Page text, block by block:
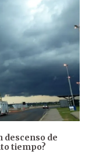
descenso de
tiempo?